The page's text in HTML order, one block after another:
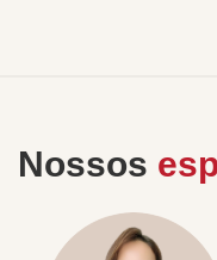
Nossos